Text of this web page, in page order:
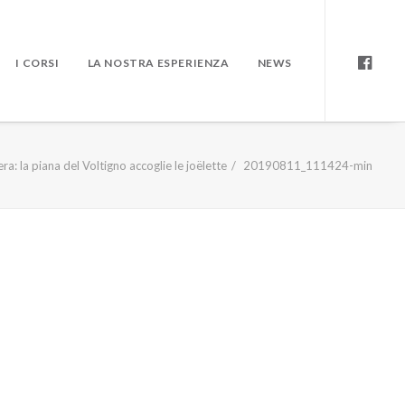
I CORSI LA NOSTRA ESPERIENZA NEWS
la piana del Voltigno accoglie le joëlette 20190811_111424-min